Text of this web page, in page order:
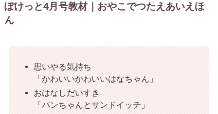
ぽけっと4月号教材｜おやこでつたえあいえほ
ん
思いやる気持ち
「かわいいかわいいはなちゃん」
おはなしだいすき
「パンちゃんとサンドイッチ」